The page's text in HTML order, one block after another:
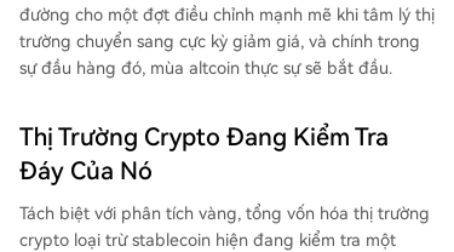
đường cho một đợt điều chỉnh mạnh mẽ khi tâm lý thị
trường chuyển sang cực kỳ giảm giá, và chính trong
sự đầu hàng đó, mùa altcoin thực sự sẽ bắt đầu.
Thị Trường Crypto Đang Kiểm Tra
Đáy Của Nó
Tách biệt với phân tích vàng, tổng vốn hóa thị trường
crypto loại trừ stablecoin hiện đang kiểm tra một